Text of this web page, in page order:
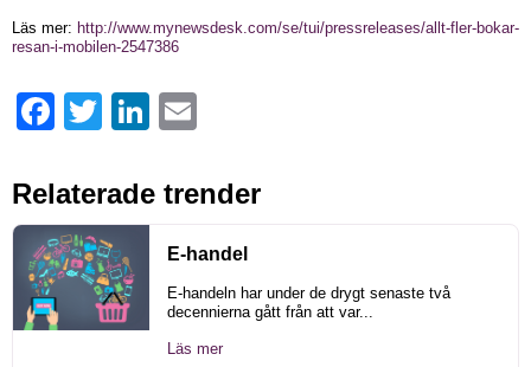
Läs mer: http://www.mynewsdesk.com/se/tui/pressreleases/allt-fler-bokar-
resan-i-mobilen-2547386
FacebookTwitter LinkedIn
Relaterade trender
E-handel
E-handeln har under de drygt senaste två
decennierna gått från att var...
Läs mer